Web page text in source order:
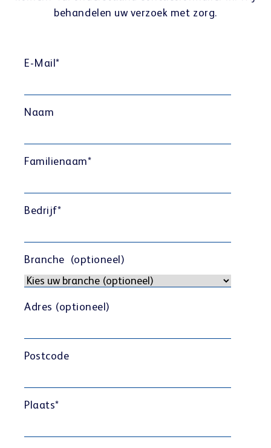
behandelen uw verzoek met zorg.
E-Mail*
Naam
Familienaam*
Bedrijf*
Branche (optioneel)
Adres (optioneel)
Postcode
Plaats*